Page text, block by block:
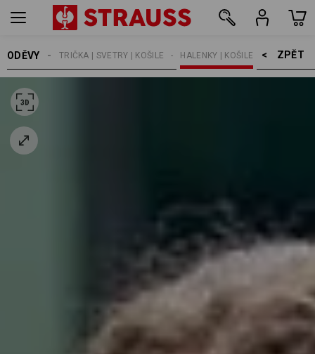
ODĚVY ZPĚT    >
HALENKY | KOŠILE
TRIČKA | SVETRY | KOŠILE
ŽENY